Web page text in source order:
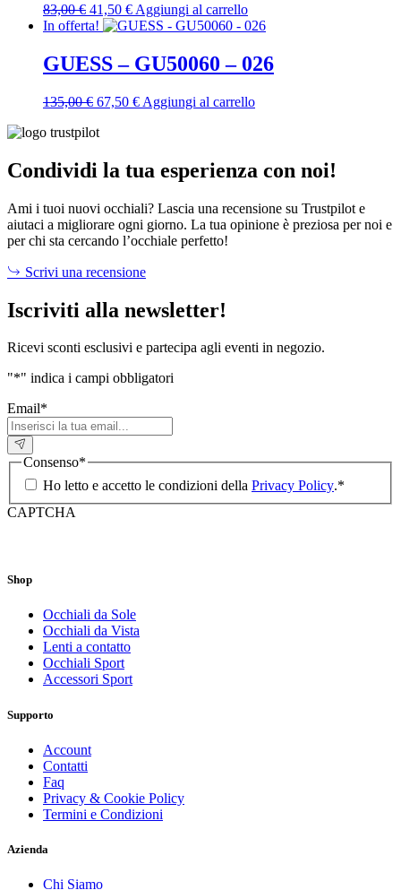
83,00€ Il
prezzo
era:
83,00 €.
41,50 €Il
prezzo
è:
41,50 €.
Aggiungi al carrello
In offerta!
GUESS – GU50060 – 026
135,00€ Il
originale
135,00 €.
67,50 €Il
67,50 €.
Aggiungi al carrello
Condividi la tua esperienza con noi!
Ami i tuoi nuovi occhiali? Lascia una recensione su Trustpilot e
aiutaci a migliorare ogni giorno. La tua opinione è preziosa per noi e
per chi sta cercando l’occhiale perfetto!
Scrivi una recensione
Iscriviti alla newsletter!
Ricevi sconti esclusivi e partecipa agli eventi in negozio.
"*" indica i campi obbligatori
Email*
Consenso*
Ho letto e accetto le condizioni della Privacy Policy.*
CAPTCHA
Shop
Occhiali da Sole
Occhiali da Vista
Lenti a contatto
Occhiali Sport
Accessori Sport
Supporto
Account
Contatti
Faq
Privacy & Cookie Policy
Termini e Condizioni
Azienda
Chi Siamo